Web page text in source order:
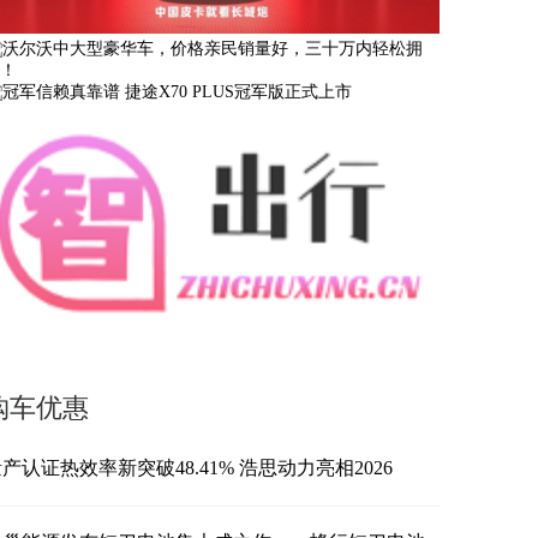
车优惠
认证热效率新突破48.41% 浩思动力亮相2026